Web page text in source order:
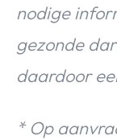
nodige
gezonde
daardoor
* Op